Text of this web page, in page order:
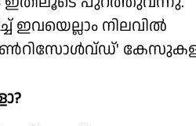
ഇവയെല്ലാം നിലവില്‍
'അണ്‍റിസോള്‍വ്ഡ്'